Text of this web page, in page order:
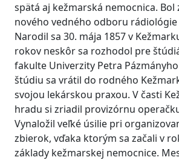
spätá aj kežmarská nemocnica. Bol
nového vedného odboru rádiológie
Narodil sa 30. mája 1857 v
rokov neskôr sa rozhodol pre
fakulte Univerzity Petra
štúdiu sa vrátil do rodného
svojou lekárskou praxou. V časti
hradu si zriadil provizórnu
Vynaložil veľké úsilie pri
zbierok, vďaka ktorým sa začali v
základy kežmarskej nemocnice.